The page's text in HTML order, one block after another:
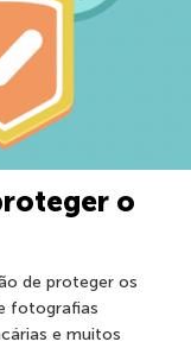
o
de proteger os
fotografias
e muitos